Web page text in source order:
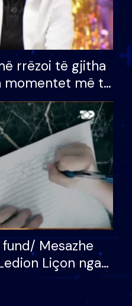
rrëzoi të gjitha
momentet më të
BB VIP: Do më
kur…
Mesazhe
Liçon nga
tij, moderatori
Nuk meritoj…